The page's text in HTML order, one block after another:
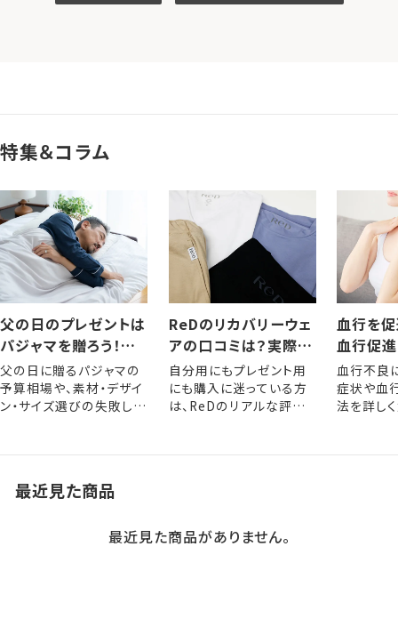
特集＆コラム
父の日のプレゼントは
パジャマを贈ろう！選
び方やおすすめアイテ
ム
父の日に贈るパジャマの
予算相場や、素材・デザイ
ン・サイズ選びの失敗しな
ReDのリカバリーウェ
アの口コミは？実際に
着用した人の評判・レ
ビュー
自分用にもプレゼント用
にも購入に迷っている方
は、ReDのリアルな評判
血行を
血行促
きるメリ
な方法
血行不良
症状や血
法を詳し
最近見た商品
最近見た商品がありません。